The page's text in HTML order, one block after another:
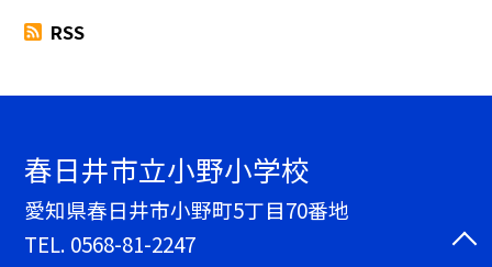
RSS
春日井市立小野小学校
愛知県春日井市小野町5丁目70番地
TEL. 0568-81-2247